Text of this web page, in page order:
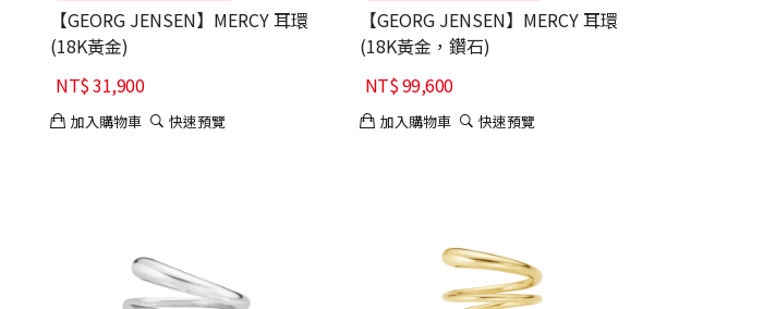
【GEORG JENSEN】MERCY 耳環
(18K黃金)
NT$31,900
加入購物車 快速預覽
【GEORG JENSEN】MERCY 耳環
(18K黃金，鑽石)
NT$99,600
加入購物車 快速預覽